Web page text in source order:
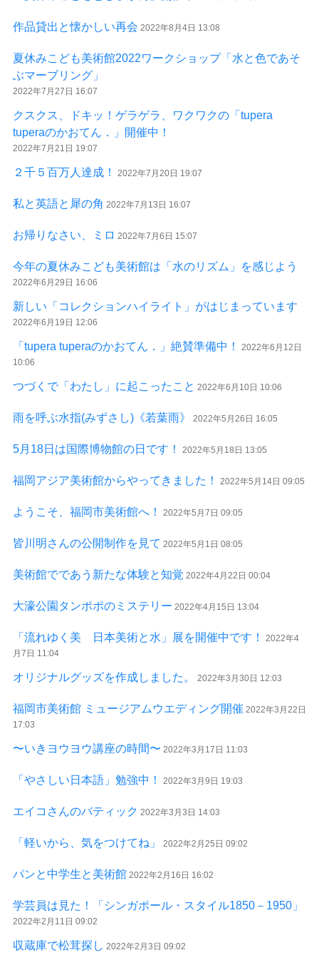
作品貸出と懐かしい再会 2022年8月4日 13:08
夏休みこども美術館2022ワークショップ「水と色であそ
ぶマーブリング」
2022年7月27日 16:07
クスクス、ドキッ！ゲラゲラ、ワクワクの「tupera
tuperaのかおてん．」開催中！
2022年7月21日 19:07
２千５百万人達成！ 2022年7月20日 19:07
私と英語と犀の角 2022年7月13日 16:07
お帰りなさい、ミロ 2022年7月6日 15:07
今年の夏休みこども美術館は「水のリズム」を感じよう
2022年6月29日 16:06
新しい「コレクションハイライト」がはじまっています
2022年6月19日 12:06
「tupera tuperaのかおてん．」絶賛準備中！
2022年6月12日
10:06
つづくで「わたし」に起こったこと 2022年6月10日 10:06
雨を呼ぶ水指(みずさし)《若葉雨》 2022年5月26日 16:05
5月18日は国際博物館の日です！ 2022年5月18日 13:05
福岡アジア美術館からやってきました！ 2022年5月14日 09:05
ようこそ、福岡市美術館へ！ 2022年5月7日 09:05
皆川明さんの公開制作を見て 2022年5月1日 08:05
美術館でであう新たな体験と知覚 2022年4月22日 00:04
大濠公園タンポポのミステリー 2022年4月15日 13:04
「流れゆく美 日本美術と水」展を開催中です！
2022年4
月7日 11:04
オリジナルグッズを作成しました。 2022年3月30日 12:03
福岡市美術館 ミュージアムウエディング開催 2022年3月22日
17:03
〜いきヨウヨウ講座の時間〜 2022年3月17日 11:03
「やさしい日本語」勉強中！ 2022年3月9日 19:03
エイコさんのバティック 2022年3月3日 14:03
「軽いから、気をつけてね」 2022年2月25日 09:02
パンと中学生と美術館 2022年2月16日 16:02
学芸員は見た！「シンガポール・スタイル1850－1950」
2022年2月11日 09:02
収蔵庫で松茸探し 2022年2月3日 09:02